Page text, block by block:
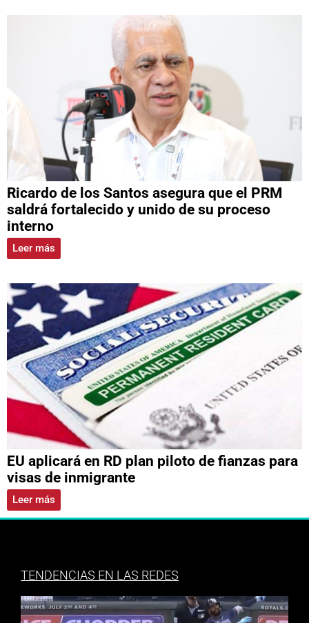
Ricardo de los Santos asegura que el PRM
saldrá fortalecido y unido de su proceso
interno
Leer más
EU aplicará en RD plan piloto de fianzas para
visas de inmigrante
Leer más
TENDENCIAS EN LAS REDES